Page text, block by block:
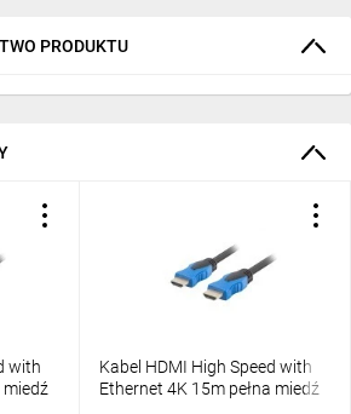
PRODUKTU
with
miedź
Kabel HDMI High Speed with
Ethernet 4K 15m pełna miedź